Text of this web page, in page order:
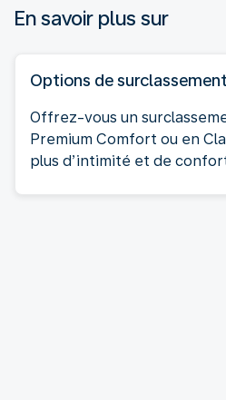
En savoir plus sur
Options de surclassement
Offrez-vous un
Premium Comfort ou en
plus d’intimité et de